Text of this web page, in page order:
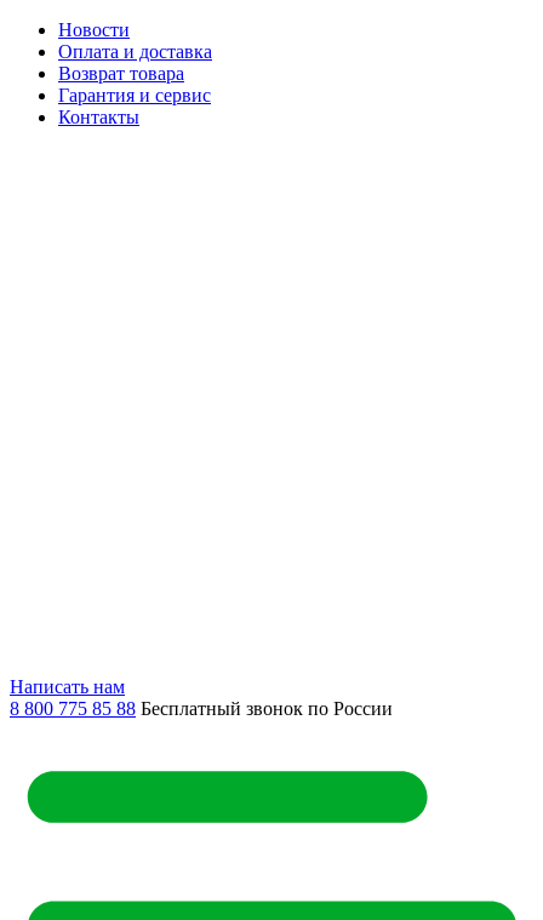
Новости
Оплата и доставка
Возврат товара
Гарантия и сервис
Контакты
Написать нам
8 800 775 85 88 Бесплатный звонок по России